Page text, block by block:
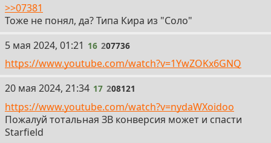
>>07381
Тоже не понял, да? Типа Кира из "Соло"
16
5 мая 2024, 01:21 16 207736
https://www.youtube.com/watch?v=1YwZOKx6GNQ
17
20 мая 2024, 21:34 17 208121
https://www.youtube.com/watch?v=nydaWXoidoo
Пожалуй тотальная ЗВ конверсия может и спасти
Starfield